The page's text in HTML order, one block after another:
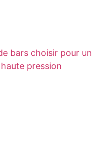
bars choisir pour un
pression